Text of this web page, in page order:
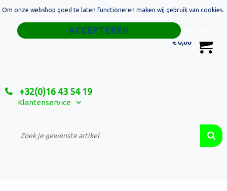
€ 0,00
+32(0)16 43 54 19
Klantenservice
Home
Relatiegeschenken
Custom Made Projecten
Om onze webshop goed te laten functioneren maken wij gebruik van cookies.